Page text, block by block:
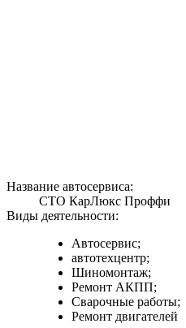
Название автосервиса:
СТО КарЛюкс Проффи
Виды деятельности:
Автосервис;
автотехцентр;
Шиномонтаж;
Ремонт АКПП;
Сварочные работы;
Ремонт двигателей